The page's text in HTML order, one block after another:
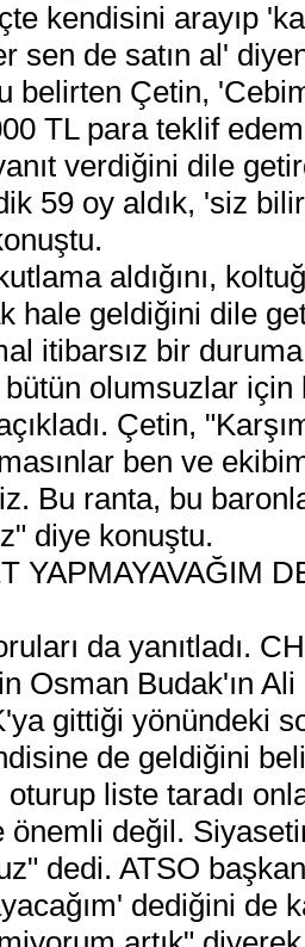
kendisini arayıp
sen de satın al'
belirten Çetin,
TL para teklif
verdiğini dile
59 oy aldık, 'siz
aldığını,
hale geldiğini dile
itibarsız bir
bütün olumsuzlar
Çetin,
ben ve
Bu ranta, bu
diye konuştu.
YAPMAYAVAĞIM
da yanıtladı.
Osman Budak'ın Ali
gittiği yönündeki
de geldiğini
liste taradı
değil. Siyasetin
dedi. ATSO
dediğini de